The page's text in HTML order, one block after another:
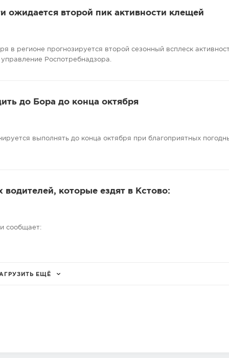
ожидается второй пик активности клещей
в регионе прогнозируется второй сезонный всплеск
Роспотребнадзора.
до Бора до конца октября
выполнять до конца октября при благоприятных
которые ездят в Кстово:
сообщает:
ЕЩЁ